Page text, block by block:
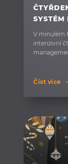
V minulém
intenzivní
Číst více